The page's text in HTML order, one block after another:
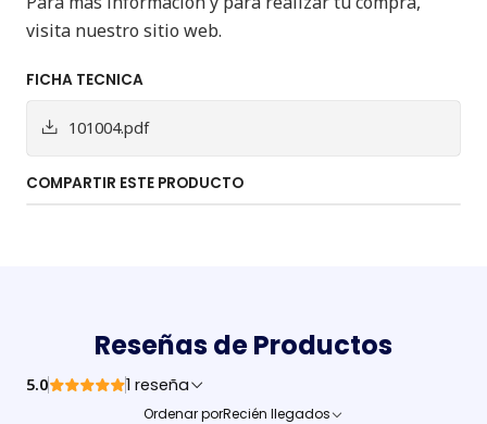
visita nuestro sitio web.
FICHA TECNICA
101004.pdf
COMPARTIR ESTE PRODUCTO
Reseñas de Productos
5.0 1 reseña
Ordenar porRecién llegados